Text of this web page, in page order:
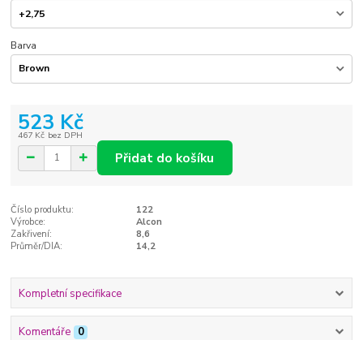
Barva
523 Kč
467 Kč bez DPH
Přidat do košíku
Číslo produktu:
122
Výrobce:
Alcon
Zakřivení:
8,6
Průměr/DIA:
14,2
Kompletní specifikace
Komentáře 0